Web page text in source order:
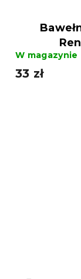
W magazynie
33 zł